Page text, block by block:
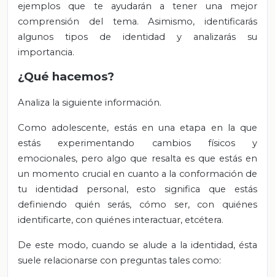
ejemplos que te ayudarán a tener una mejor
comprensión del tema. Asimismo, identificarás
algunos tipos de identidad y analizarás su
importancia.
¿Qué hacemos?
Analiza la siguiente información.
Como adolescente, estás en una etapa en la que
estás experimentando cambios físicos y
emocionales, pero algo que resalta es que estás en
un momento crucial en cuanto a la conformación de
tu identidad personal, esto significa que estás
definiendo quién serás, cómo ser, con quiénes
identificarte, con quiénes interactuar, etcétera.
De este modo, cuando se alude a la identidad, ésta
suele relacionarse con preguntas tales como: